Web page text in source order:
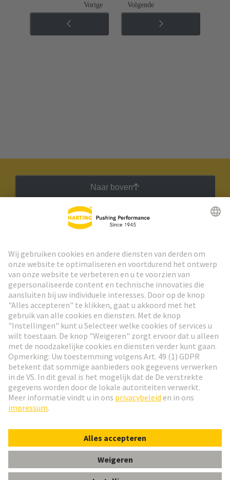
Vorige Volgende
Naar boven
Ga naar registratie
Social Media
© HARTING Technology Group
AfdrukPrivacybeleid Cookie-instellingen
Gebruiksvoorwaarden